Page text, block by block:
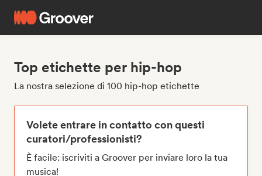
Top etichette per hip-hop
La nostra selezione di 100 hip-hop etichette
Volete entrare in contatto con questi
curatori/professionisti?
È facile: iscriviti a Groover per inviare loro la tua
musica!